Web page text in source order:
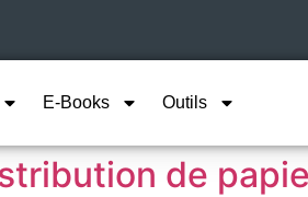
E-Books Outils
de